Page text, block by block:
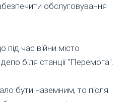
обслуговування
під час війни місто
біля станції "Перемога".
бути наземним, то після